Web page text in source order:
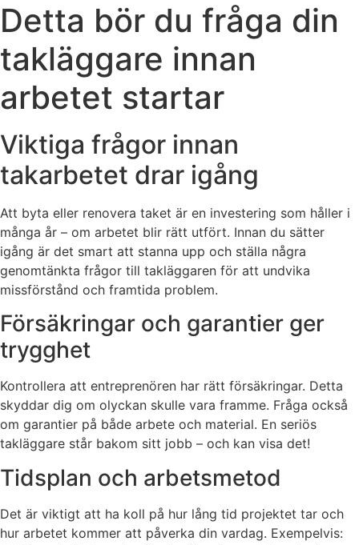
Detta bör du fråga din
takläggare innan
arbetet startar
Viktiga frågor innan
takarbetet drar igång
Att byta eller renovera taket är en investering som håller i
många år – om arbetet blir rätt utfört. Innan du sätter
igång är det smart att stanna upp och ställa några
genomtänkta frågor till takläggaren för att undvika
missförstånd och framtida problem.
Försäkringar och garantier ger
trygghet
Kontrollera att entreprenören har rätt försäkringar. Detta
skyddar dig om olyckan skulle vara framme. Fråga också
om garantier på både arbete och material. En seriös
takläggare står bakom sitt jobb – och kan visa det!
Tidsplan och arbetsmetod
Det är viktigt att ha koll på hur lång tid projektet tar och
hur arbetet kommer att påverka din vardag. Exempelvis: